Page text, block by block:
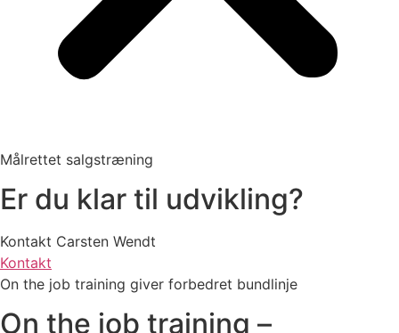
Målrettet salgstræning
Er du klar til udvikling?
Kontakt Carsten Wendt
Kontakt
On the job training giver forbedret bundlinje
On the job training –